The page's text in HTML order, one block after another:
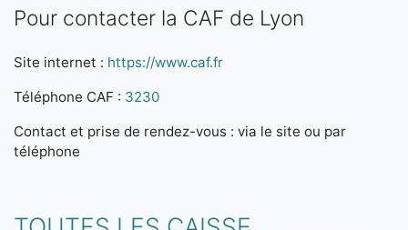
Pour contacter la CAF de Lyon
Site internet : https://www.caf.fr
Téléphone CAF : 3230
Contact et prise de rendez-vous : via le site ou par
téléphone